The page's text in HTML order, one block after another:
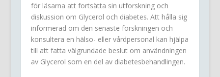
för läsarna att fortsätta sin utforskning och
diskussion om Glycerol och diabetes. Att hålla sig
informerad om den senaste forskningen och
konsultera en hälso- eller vårdpersonal kan hjälpa
till att fatta välgrundade beslut om användningen
av Glycerol som en del av diabetesbehandlingen.